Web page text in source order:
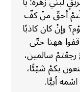
أحقّ منْ كفّ
وإنْ كان كاذبًا
ههنا حتّى
سالمين،
بكمْ شيْئًا،
أبيًّا.